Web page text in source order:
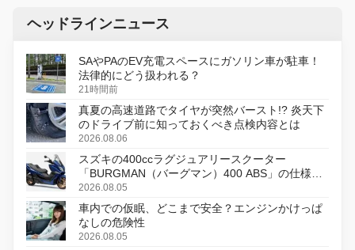
ヘッドラインニュース
SAやPAのEV充電スペースにガソリン車が駐車！
法律的にどう扱われる？
21時間前
真夏の高速道路でタイヤが突然バースト!? 炎天下
のドライブ前に知っておくべき点検内容とは
2026.08.06
スズキの400ccラグジュアリースクーター
「BURGMAN（バーグマン）400 ABS」の仕様を
変更し、8月18日に発売
2026.08.05
車内での仮眠、どこまで安全？エンジンかけっぱ
なしの危険性
2026.08.05